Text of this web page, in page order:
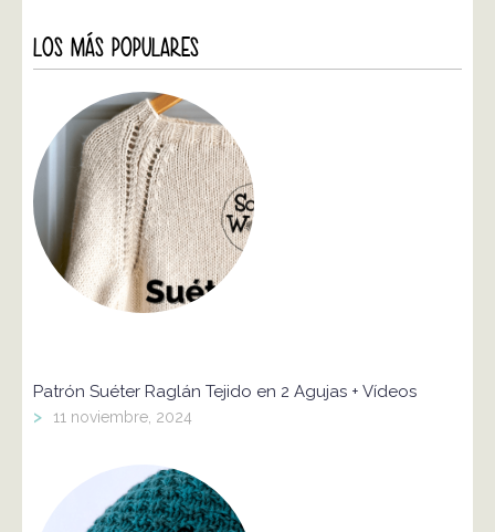
LOS MÁS POPULARES
Patrón Suéter Raglán Tejido en 2 Agujas + Vídeos
> 11 noviembre, 2024